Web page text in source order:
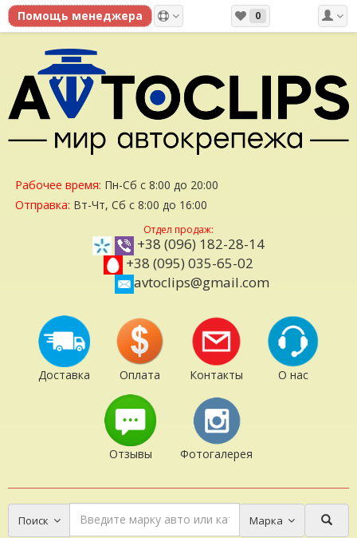
0
Рабочее время: Пн-Сб с 8:00 до 20:00
Отправка: Вт-Чт, Сб с 8:00 до 16:00
Отдел продаж:
+38 (096) 182-28-14
+38 (095) 035-65-02
avtoclips@gmail.com
Доставка Оплата Контакты О нас
Отзывы Фотогалерея
Поиск Марка